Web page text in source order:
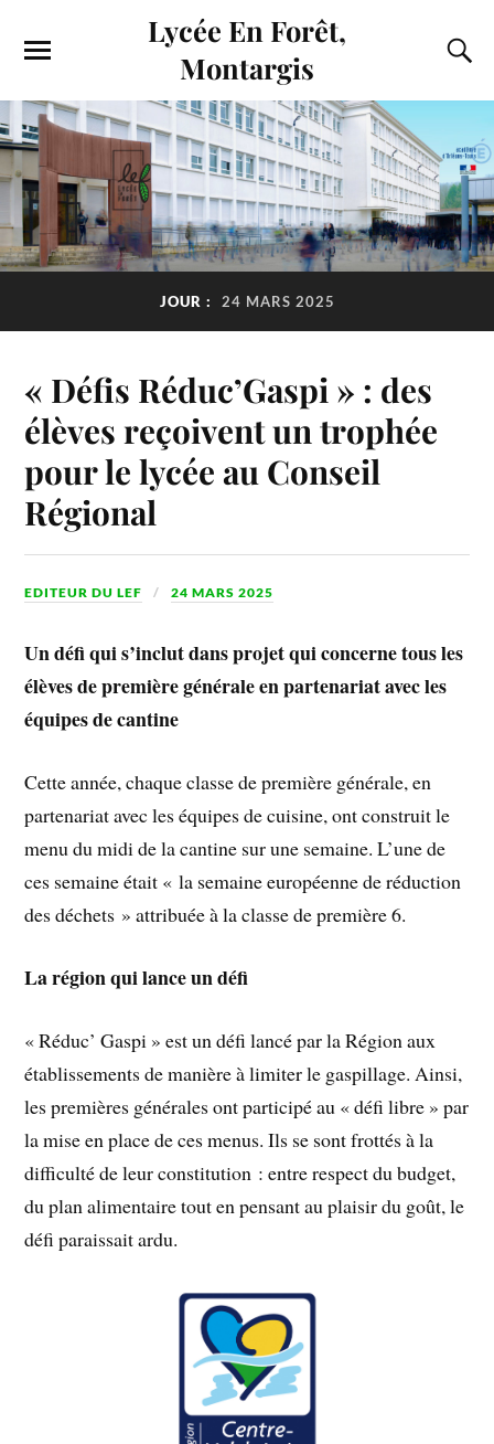
Lycée En Forêt,
Montargis
JOUR : 24 MARS 2025
« Défis Réduc’Gaspi » : des
élèves reçoivent un trophée
pour le lycée au Conseil
Régional
EDITEUR DU LEF 24 MARS 2025
Un défi qui s’inclut dans projet qui concerne tous les
élèves de première générale en partenariat avec les
équipes de cantine
Cette année, chaque classe de première générale, en
partenariat avec les équipes de cuisine, ont construit le
menu du midi de la cantine sur une semaine. L’une de
ces semaine était « la semaine européenne de réduction
des déchets » attribuée à la classe de première 6.
La région qui lance un défi
« Réduc’ Gaspi » est un défi lancé par la Région aux
établissements de manière à limiter le gaspillage. Ainsi,
les premières générales ont participé au « défi libre » par
la mise en place de ces menus. Ils se sont frottés à la
difficulté de leur constitution : entre respect du budget,
du plan alimentaire tout en pensant au plaisir du goût, le
défi paraissait ardu.